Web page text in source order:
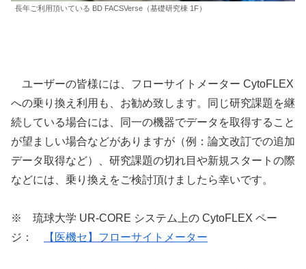
長年ご利用頂いている BD FACSVerse（基礎研究棟 1F）
ユーザーの皆様には、フローサイトメーター CytoFLEX
への乗り換え利用も、お勧め致します。同じ研究課題を継
続している場合には、同一の機器でデータを取得すること
が望ましい場合などがありますが（例：論文改訂での追加
データ取得など）、研究課題の切れ目や新規スタートの際
などには、乗り換えをご検討頂けましたら幸いです。
※ 琉球大学 UR-CORE システム上の CytoFLEX ペー
ジ：
【医機セ】フローサイトメーター